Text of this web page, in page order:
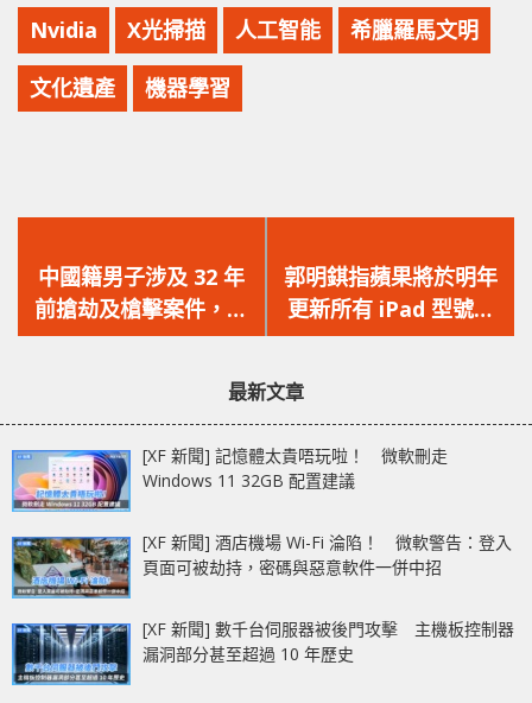
Nvidia X光掃描 人工智能 希臘羅馬文明
文化遺產 機器學習
一
篇
文
中國籍男子涉及 32 年
前搶劫及槍擊案件，入
境時被警方拘捕！
一
篇
文
郭明錤指蘋果將於明年
更新所有 iPad 型號，
包括 OLED iPad Pro
最新文章
[XF 新聞] 記憶體太貴唔玩啦！ 微軟刪走
Windows 11 32GB 配置建議
[XF 新聞] 酒店機場 Wi-Fi 淪陷！ 微軟警告：登入
頁面可被劫持，密碼與惡意軟件一併中招
[XF 新聞] 數千台伺服器被後門攻擊 主機板控制器
漏洞部分甚至超過 10 年歷史